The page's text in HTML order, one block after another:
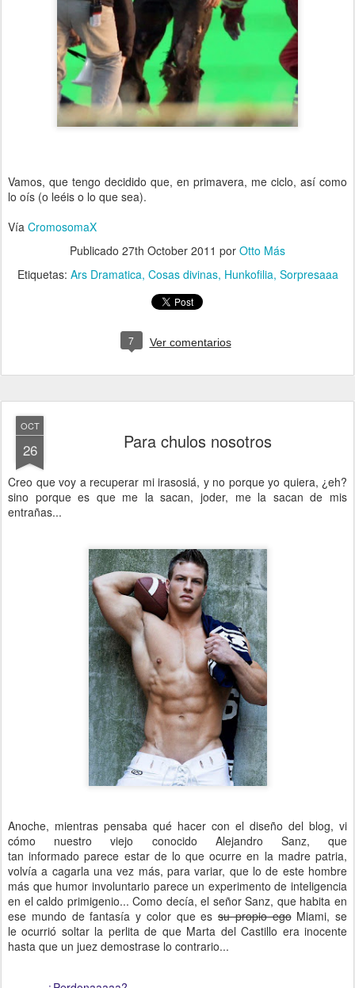
Vamos, que tengo decidido que, en primavera, me ciclo, así como
lo oís (o leéis o lo que sea).
Vía CromosomaX
Publicado 27th October 2011 por Otto Más
Etiquetas: Ars Dramatica Cosas divinas Hunkofilia Sorpresaaa
7 Ver comentarios
OCT
26 Para chulos nosotros
Creo que voy a recuperar mi irasosiá, y no porque yo quiera, ¿eh?
sino porque es que me la sacan, joder, me la sacan de mis
entrañas...
Anoche, mientras pensaba qué hacer con el diseño del blog, vi
cómo nuestro viejo conocido Alejandro Sanz, que
tan informado parece estar de lo que ocurre en la madre patria,
volvía a cagarla una vez más, para variar, que lo de este hombre
más que humor involuntario parece un experimento de inteligencia
en el caldo primigenio... Como decía, el señor Sanz, que habita en
ese mundo de fantasía y color que es su propio egoMiami, se
le ocurrió soltar la perlita de que Marta del Castillo era inocente
hasta que un juez demostrase lo contrario...